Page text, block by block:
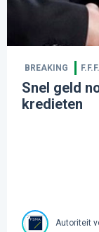
BREAKING F.F.F.
Snel geld
kredieten
Autoriteit